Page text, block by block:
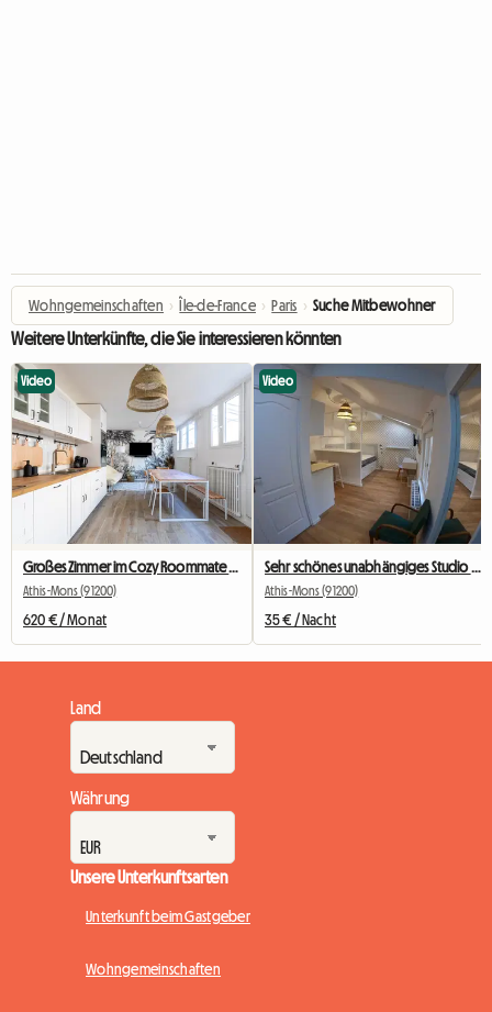
Wohngemeinschaften › Île-de-France › Paris › Suche Mitbewohner
Weitere Unterkünfte, die Sie interessieren könnten
Video
Athis-Mons (91200)
620 € / Monat
Video
Athis-Mons (91200)
35 € / Nacht
Land
Währung
Unsere Unterkunftsarten
Unterkunft beim Gastgeber
Wohngemeinschaften